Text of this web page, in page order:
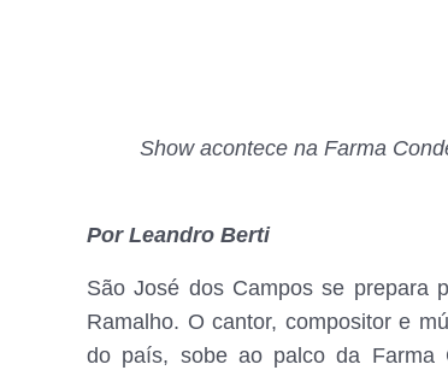
Show acontece na Farma
Por Leandro Berti
São José dos Campos se prepara
Ramalho. O cantor, compositor e
do país, sobe ao palco da Farma